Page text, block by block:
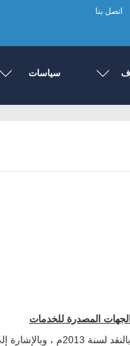
اتصل بنا
سياسات
المصدرة للخدمات